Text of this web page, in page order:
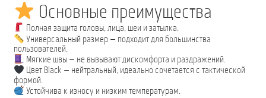
Основные преимущества
Полная защита головы, лица, шеи и затылка.
Универсальный размер — подходит для большинства
пользователей.
Мягкие швы — не вызывают дискомфорта и раздражений.
Цвет Black — нейтральный, идеально сочетается с тактической
формой.
Устойчива к износу и низким температурам.